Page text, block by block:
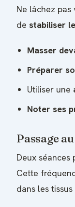
Ne lâchez pas
de stabiliser
Masser
Préparer
Utiliser une
Noter ses
Passage
Deux séances
Cette
dans les